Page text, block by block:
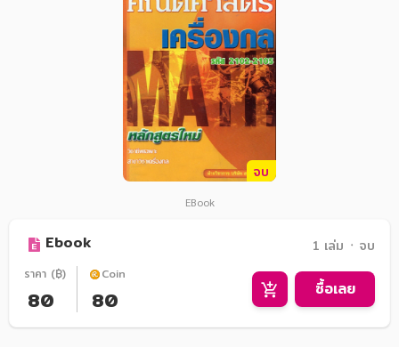
จบ
EBook
Ebook 1 เล่ม ᛫ จบ
ราคา (฿)
80
Coin
80 ซื้อเลย